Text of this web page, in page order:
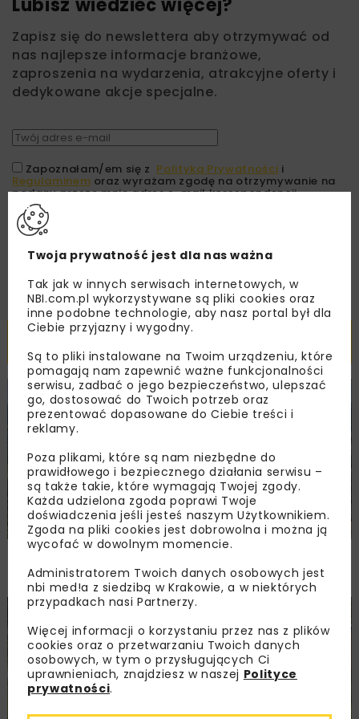
Lubisz wiedzieć więcej?
Zapisz się do newslettera aby otrzymywać od
nas najlepsze informacje branżowe,
zaproszenia na wydarzenia, atrakcyjne oferty i
dedykowane akcje specjalne.
Zapoznałam/em się z Polityką Prywatności i
Regulaminem oraz wyrażam zgodę na otrzymywanie na
podany przeze mnie adres e-mail korespondencji
handlowej w postaci newslettera.
ZAPISZ MNIE
Powiązane artykuły
KOLEJ WIADOMOŚCI
PKP PLK ogłosiły przetarg na odcinek Gdów
– Szczyrzyc projektu Podłęże–Piekiełko
Twoja prywatność jest dla nas ważna
Tak jak w innych serwisach internetowych, w
NBI.com.pl wykorzystywane są pliki cookies oraz
inne podobne technologie, aby nasz portal był dla
Ciebie przyjazny i wygodny.
Są to pliki instalowane na Twoim urządzeniu, które
pomagają nam zapewnić ważne funkcjonalności
serwisu, zadbać o jego bezpieczeństwo, ulepszać
go, dostosować do Twoich potrzeb oraz
prezentować dopasowane do Ciebie treści i
reklamy.
Poza plikami, które są nam niezbędne do
prawidłowego i bezpiecznego działania serwisu –
są także takie, które wymagają Twojej zgody.
Każda udzielona zgoda poprawi Twoje
doświadczenia jeśli jesteś naszym Użytkownikiem.
Zgoda na pliki cookies jest dobrowolna i można ją
wycofać w dowolnym momencie.
Administratorem Twoich danych osobowych jest
nbi med!a z siedzibą w Krakowie, a w niektórych
przypadkach nasi Partnerzy.
Więcej informacji o korzystaniu przez nas z plików
cookies oraz o przetwarzaniu Twoich danych
osobowych, w tym o przysługujących Ci
uprawnieniach, znajdziesz w naszej Polityce
prywatności.